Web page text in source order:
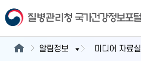
알림정보 미디어 자료실